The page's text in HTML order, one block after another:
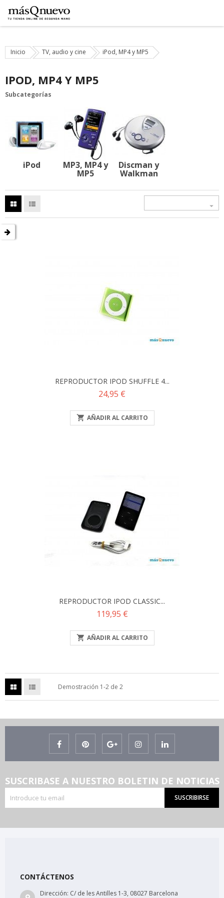
Inicio TV, audio y cine iPod, MP4 y MP5
IPOD, MP4 Y MP5
Subcategorías
iPod MP3, MP4 y
MP5
Discman y
Walkman

REPRODUCTOR IPOD SHUFFLE 4...
Precio
24,95 €
 AÑADIR AL CARRITO
REPRODUCTOR IPOD CLASSIC...
Precio
119,95 €
 AÑADIR AL CARRITO
Demostración 1-2 de 2
SUSCRIBASE A NUESTRO BOLETIN DE NOTICIAS
SUSCRIBIRSE
CONTÁCTENOS
Dirección: C/ de les Antilles 1-3, 08027 Barcelona